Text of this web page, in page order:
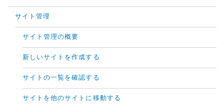
サイト管理
サイト管理の概要
新しいサイトを作成する
サイトの一覧を確認する
サイトを他のサイトに移動する